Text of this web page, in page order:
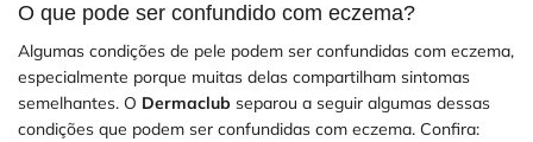
O que pode ser confundido com eczema?
Algumas condições de pele podem ser confundidas com eczema,
especialmente porque muitas delas compartilham sintomas
semelhantes. O Dermaclub separou a seguir algumas dessas
condições que podem ser confundidas com eczema. Confira: